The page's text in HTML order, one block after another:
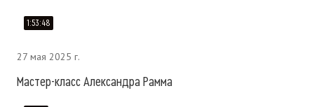
1:53:48
27 мая 2025 г.
Мастер-класс Александра Рамма